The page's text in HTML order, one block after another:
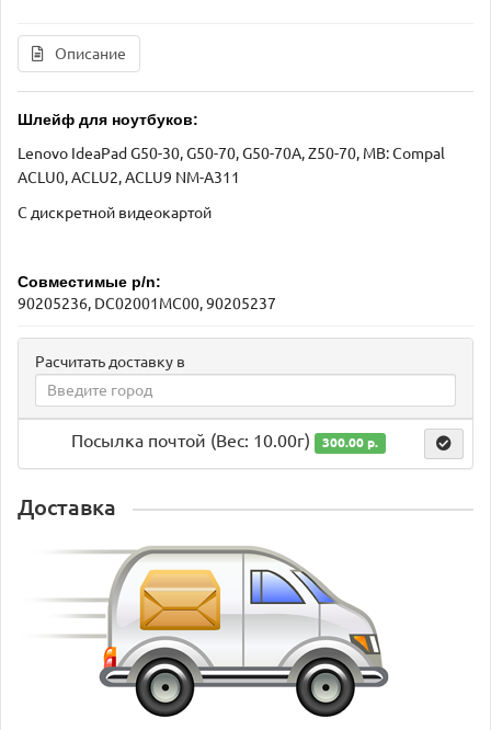
Описание
Шлейф для ноутбуков:
Lenovo IdeaPad G50-30, G50-70, G50-70A, Z50-70, MB: Compal
ACLU0, ACLU2, ACLU9 NM-A311
С дискретной видеокартой
Совместимые p/n:
90205236, DC02001MC00, 90205237
Расчитать доставку в
Посылка почтой (Вес: 10.00г) 300.00 р.
Доставка